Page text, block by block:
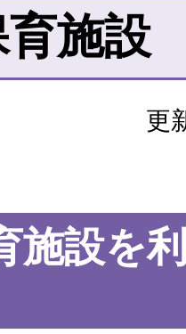
施設
更
施設を